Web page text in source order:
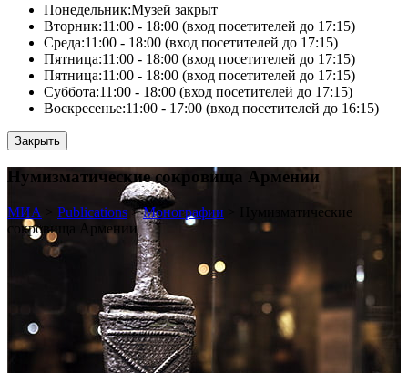
Понедельник:Музей закрыт
Вторник:11:00 - 18:00 (вход посетителей до 17:15)
Среда:11:00 - 18:00 (вход посетителей до 17:15)
Пятница:11:00 - 18:00 (вход посетителей до 17:15)
Пятница:11:00 - 18:00 (вход посетителей до 17:15)
Суббота:11:00 - 18:00 (вход посетителей до 17:15)
Воскресенье:11:00 - 17:00 (вход посетителей до 16:15)
Закрыть
Нумизматические сокровища Армении
МИА Publications >Монографии
Нумизматические
сокровища Армении